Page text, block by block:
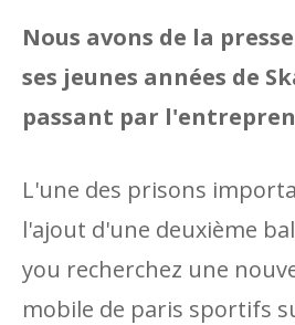
Nous avons de la
ses jeunes années de
passant par
L'une des prisons
l'ajout d'une deuxième
you recherchez une
mobile de paris sportifs